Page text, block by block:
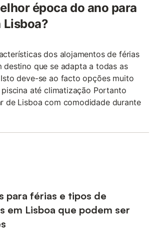
época do ano para
Lisboa?
dos alojamentos de férias
destino que se adapta a todas as
deve-se ao facto opções muito
até climatização Portanto
de Lisboa com comodidade durante
para férias e tipos de
em Lisboa que podem ser